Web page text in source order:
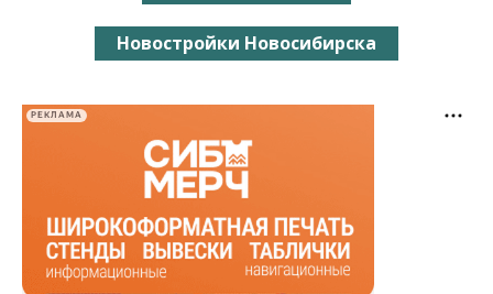
Новостройки Новосибирска
РЕКЛАМА